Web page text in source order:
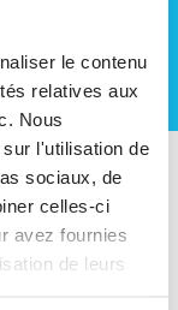
le contenu
relatives aux
Nous
l'utilisation de
sociaux, de
celles-ci
avez fournies
de leurs